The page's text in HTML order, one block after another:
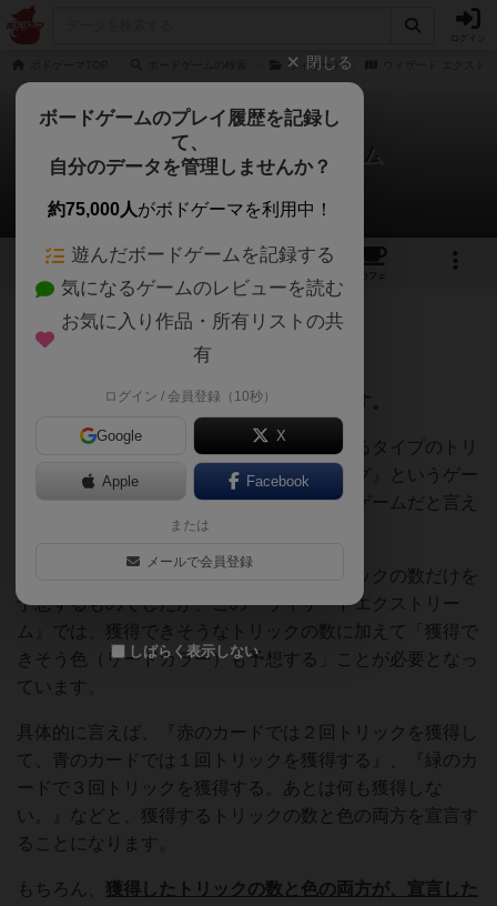
ウィザード
ウィザード エクストリーム
ダイアンさんのレビュー
4 3
カフェ
168名 3名 0 1年以上前
ビット方式のトリックテイキングゲームです。
自分が獲得できそうなトリック数を予想するタイプのトリ
ックテイキングゲームです。『スカルキング』というゲー
ムをご存知の方なら、それと同じタイプのゲームだと言え
ば伝わると思います。
『スカルキング』では獲得できそうなトリックの数だけを
予想するものでしたが、この『ウィザードエクストリー
ム』では、獲得できそうなトリックの数に加えて「獲得で
きそう色（リードカラー）も予想する」ことが必要となっ
ています。
具体的に言えば、『赤のカードでは２回トリックを獲得し
て、青のカードでは１回トリックを獲得する』、『緑のカ
ードで３回トリックを獲得する。あとは何も獲得しな
い。』などと、獲得するトリックの数と色の両方を宣言す
ることになります。
もちろん、 獲得したトリックの数と色の両方が、宣言した
閉じる
ボードゲームのプレイ履歴を記録し
て、
自分のデータを管理しませんか？
約75,000人がボドゲーマを利用中！
遊んだボードゲームを記録する
気になるゲームのレビューを読む
お気に入り作品・所有リストの共
有
ログイン / 会員登録（10秒）
Google X
Apple Facebook
または
メールで会員登録
しばらく表示しない